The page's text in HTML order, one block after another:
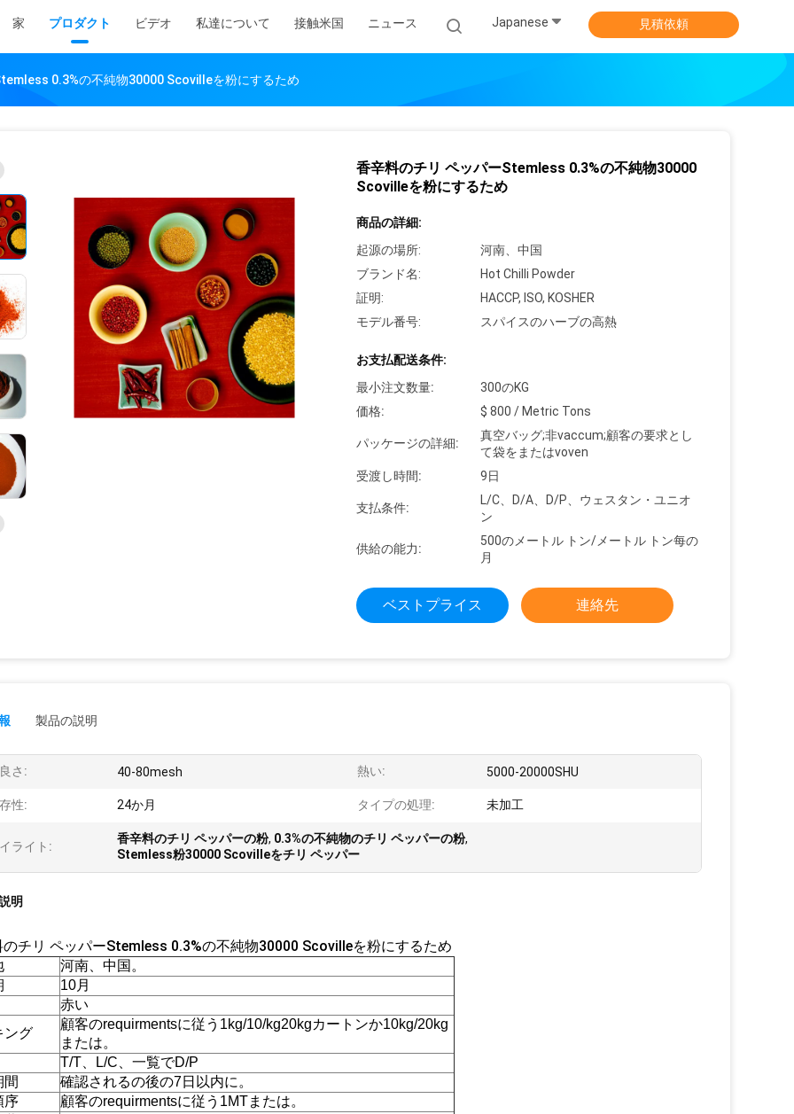
家 プロダクト ビデオ 私達について 接触米国 ニュース Japanese 見積依頼
0.3%の不純物30000 Scovilleを粉にするため
香辛料のチリ ペッパーStemless 0.3%の不純物30000
Scovilleを粉にするため
商品の詳細:
起源の場所:
河南、中国
ブランド名:
Hot Chilli Powder
証明:
HACCP, ISO, KOSHER
モデル番号:
スパイスのハーブの高熱
お支払配送条件:
最小注文数量:
300のKG
価格:
$ 800 / Metric Tons
パッケージの詳細:
真空バッグ;非vaccum;顧客の要求とし
て袋をまたはvoven
受渡し時間:
9日
支払条件:
L/C、D/A、D/P、ウェスタン・ユニオ
ン
供給の能力:
500のメートル トン/メートル トン每の
月
ベストプライス 連絡先
製品の説明
さ: 40-80mesh 熱い: 5000-20000SHU
性: 24か月 タイプの処理: 未加工
ライト:
香辛料のチリ ペッパーの粉, 0.3%の不純物のチリ ペッパーの粉,
Stemless粉30000 Scovilleをチリ ペッパー
明
のチリ ペッパーStemless 0.3%の不純物30000 Scovilleを粉にするため
河南、中国。
10月
赤い
ング
顧客のrequirmentsに従う1kg/10/kg20kgカートンか10kg/20kg
または。
T/T、L/C、一覧でD/P
間
確認されるの後の7日以内に。
序
顧客のrequirmentsに従う1MTまたは。